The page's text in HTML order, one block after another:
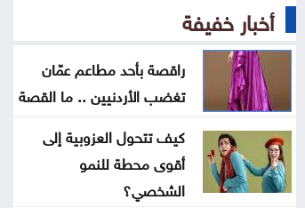
رسمياً اليوم
الأردن يدين الاعتداء الحوثي في نجران
بالسعودية
إردوغان بجدة لتوقيع اتفاقية دفاع
مشترك مع السعودية وباكستان
أخبار خفيفة
راقصة بأحد مطاعم عمّان
تغضب الأردنيين .. ما القصة
كيف تتحول العزوبية إلى
أقوى محطة للنمو
الشخصي؟